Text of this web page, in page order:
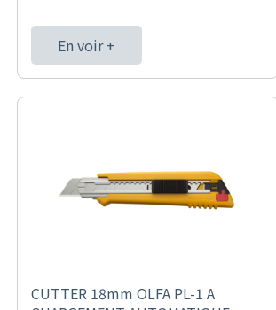
En voir +
CUTTER 18mm OLFA PL-1 A